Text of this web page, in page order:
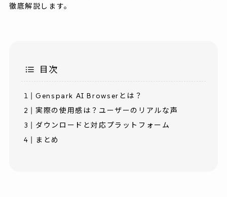
徹底解説します。
目次
Genspark AI Browserとは？
実際の使用感は？ユーザーのリアルな声
ダウンロードと対応プラットフォーム
まとめ